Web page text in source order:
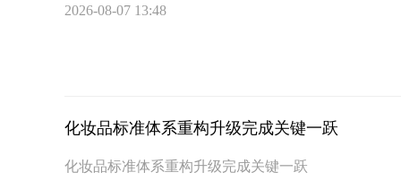
2026-08-07 13:48
化妆品标准体系重构升级完成关键一跃
化妆品标准体系重构升级完成关键一跃